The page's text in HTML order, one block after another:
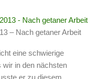
– Nach getaner Arbeit
eine schwierige
wir in den nächsten
er zu diesem